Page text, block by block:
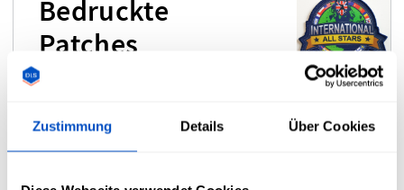
Zustimmung Details Über Cookies
Bedruckte
Patches
Vorgefertigte